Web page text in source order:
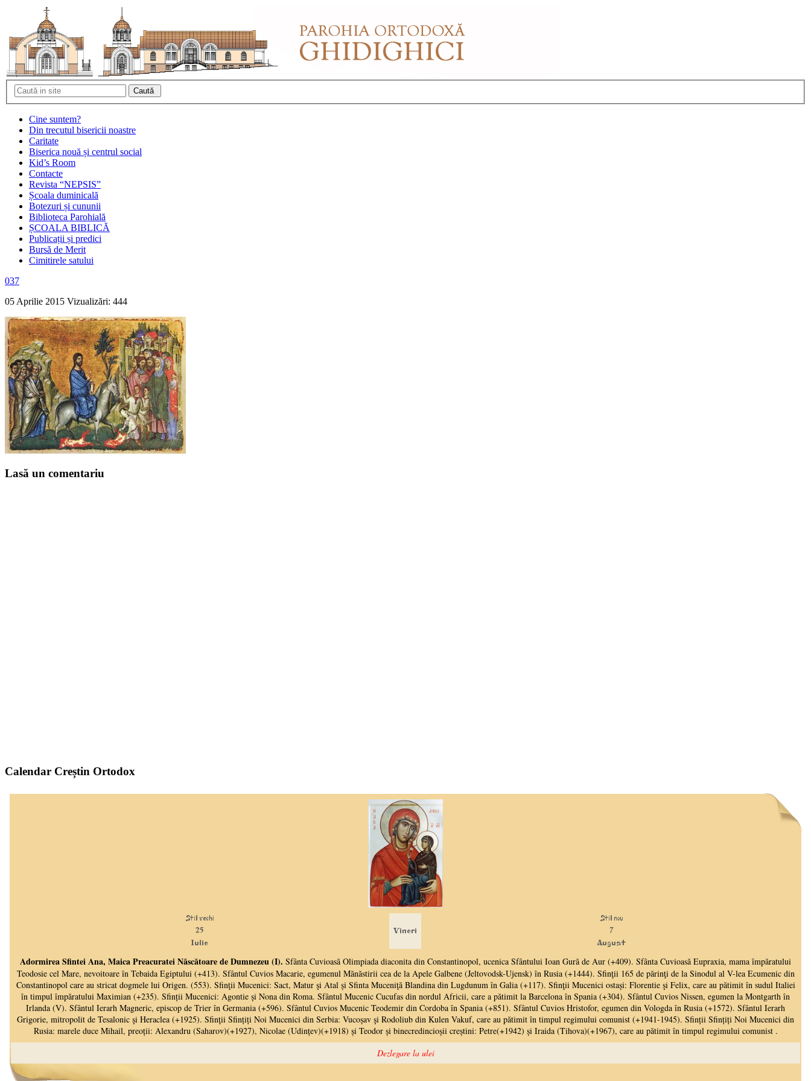
Cine suntem?
Din trecutul bisericii noastre
Caritate
Biserica nouă și centrul social
Kid’s Room
Contacte
Revista “NEPSIS”
Școala duminicală
Botezuri și cununii
Biblioteca Parohială
ȘCOALA BIBLICĂ
Publicații și predici
Bursă de Merit
Cimitirele satului
037
05 Aprilie 2015 Vizualizări: 444
Lasă un comentariu
Calendar Creștin Ortodox